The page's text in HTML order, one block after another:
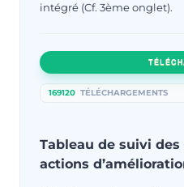
intégré (Cf. 3ème onglet).
169120 TÉLÉCHARGEMENTS
Tableau de suivi
actions